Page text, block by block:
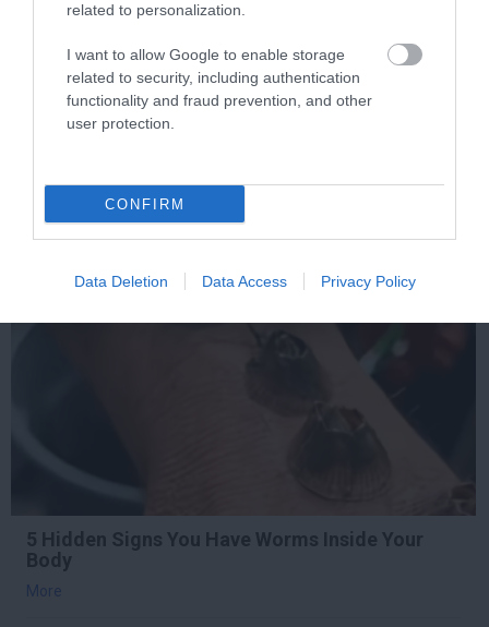
related to personalization.
I want to allow Google to enable storage
related to security, including authentication
functionality and fraud prevention, and other
user protection.
CONFIRM
Data Deletion Data Access Privacy Policy
Stop Eating These 3 Foods That Are Known to
Cause Parasites
108
2 h 8 min
5 Hidden Signs You Have Worms Inside Your
Body
More